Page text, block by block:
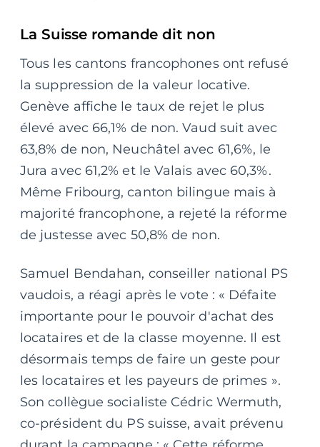
La Suisse romande dit non
Tous les cantons francophones ont refusé
la suppression de la valeur locative.
Genève affiche le taux de rejet le plus
élevé avec 66,1% de non. Vaud suit avec
63,8% de non, Neuchâtel avec 61,6%, le
Jura avec 61,2% et le Valais avec 60,3%.
Même Fribourg, canton bilingue mais à
majorité francophone, a rejeté la réforme
de justesse avec 50,8% de non.
Samuel Bendahan, conseiller national PS
vaudois, a réagi après le vote : « Défaite
importante pour le pouvoir d'achat des
locataires et de la classe moyenne. Il est
désormais temps de faire un geste pour
les locataires et les payeurs de primes ».
Son collègue socialiste Cédric Wermuth,
co-président du PS suisse, avait prévenu